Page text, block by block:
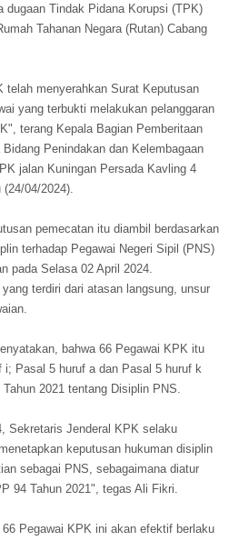
dugaan Tindak Pidana Korupsi (TPK)
Tahanan Negara (Rutan) Cabang
telah menyerahkan Surat Keputusan
yang terbukti melakukan pelanggaran
terang Kepala Bagian Pemberitaan
Penindakan dan Kelembagaan
jalan Kuningan Persada Kavling 4
04/2024).
pemecatan itu diambil berdasarkan
terhadap Pegawai Negeri Sipil (PNS)
pada Selasa 02 April 2024.
terdiri dari atasan langsung, unsur
bahwa 66 Pegawai KPK itu
i; Pasal 5 huruf a dan Pasal 5 huruf k
2021 tentang Disiplin PNS.
Sekretaris Jenderal KPK selaku
keputusan hukuman disiplin
sebagai PNS, sebagaimana diatur
94 Tahun 2021", tegas Ali Fikri.
Pegawai KPK ini akan efektif berlaku